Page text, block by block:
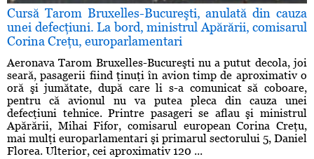
Cursă Tarom Bruxelles-Bucureşti, anulată din cauza
unei defecţiuni. La bord, ministrul Apărării, comisarul
Corina Creţu, europarlamentari
Aeronava Tarom Bruxelles-Bucureşti nu a putut decola, joi
seară, pasagerii fiind ţinuţi în avion timp de aproximativ o
oră şi jumătate, după care li s-a comunicat să coboare,
pentru că avionul nu va putea pleca din cauza unei
defecţiuni tehnice. Printre pasageri se aflau şi ministrul
Apărării, Mihai Fifor, comisarul european Corina Creţu,
mai mulţi europarlamentari şi primarul sectorului 5, Daniel
Florea. Ulterior, cei aproximativ 120 ...